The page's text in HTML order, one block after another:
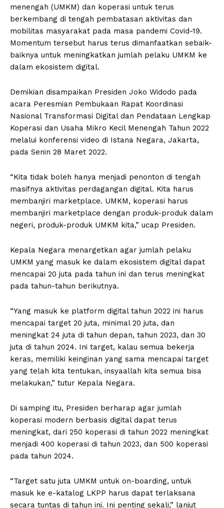
menengah (UMKM) dan koperasi untuk terus
berkembang di tengah pembatasan aktivitas dan
mobilitas masyarakat pada masa pandemi Covid-19.
Momentum tersebut harus terus dimanfaatkan sebaik-
baiknya untuk meningkatkan jumlah pelaku UMKM ke
dalam ekosistem digital.
Demikian disampaikan Presiden Joko Widodo pada
acara Peresmian Pembukaan Rapat Koordinasi
Nasional Transformasi Digital dan Pendataan Lengkap
Koperasi dan Usaha Mikro Kecil Menengah Tahun 2022
melalui konferensi video di Istana Negara, Jakarta,
pada Senin 28 Maret 2022.
“Kita tidak boleh hanya menjadi penonton di tengah
masifnya aktivitas perdagangan digital. Kita harus
membanjiri marketplace. UMKM, koperasi harus
membanjiri marketplace dengan produk-produk dalam
negeri, produk-produk UMKM kita,” ucap Presiden.
Kepala Negara menargetkan agar jumlah pelaku
UMKM yang masuk ke dalam ekosistem digital dapat
mencapai 20 juta pada tahun ini dan terus meningkat
pada tahun-tahun berikutnya.
“Yang masuk ke platform digital tahun 2022 ini harus
mencapai target 20 juta, minimal 20 juta, dan
meningkat 24 juta di tahun depan, tahun 2023, dan 30
juta di tahun 2024. Ini target, kalau semua bekerja
keras, memiliki keinginan yang sama mencapai target
yang telah kita tentukan, insyaallah kita semua bisa
melakukan,” tutur Kepala Negara.
Di samping itu, Presiden berharap agar jumlah
koperasi modern berbasis digital dapat terus
meningkat, dari 250 koperasi di tahun 2022 meningkat
menjadi 400 koperasi di tahun 2023, dan 500 koperasi
pada tahun 2024.
“Target satu juta UMKM untuk on-boarding, untuk
masuk ke e-katalog LKPP harus dapat terlaksana
secara tuntas di tahun ini. Ini penting sekali,” lanjut